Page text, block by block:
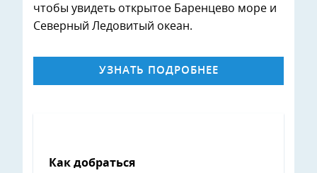
чтобы увидеть открытое Баренцево море и
Северный Ледовитый океан.
УЗНАТЬ ПОДРОБНЕЕ
Как добраться